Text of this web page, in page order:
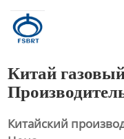
Главная
Новости
Китай
Китайский